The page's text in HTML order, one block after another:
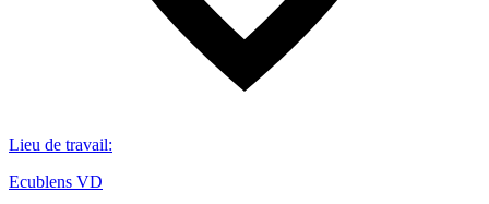
Lieu de travail:
Ecublens VD